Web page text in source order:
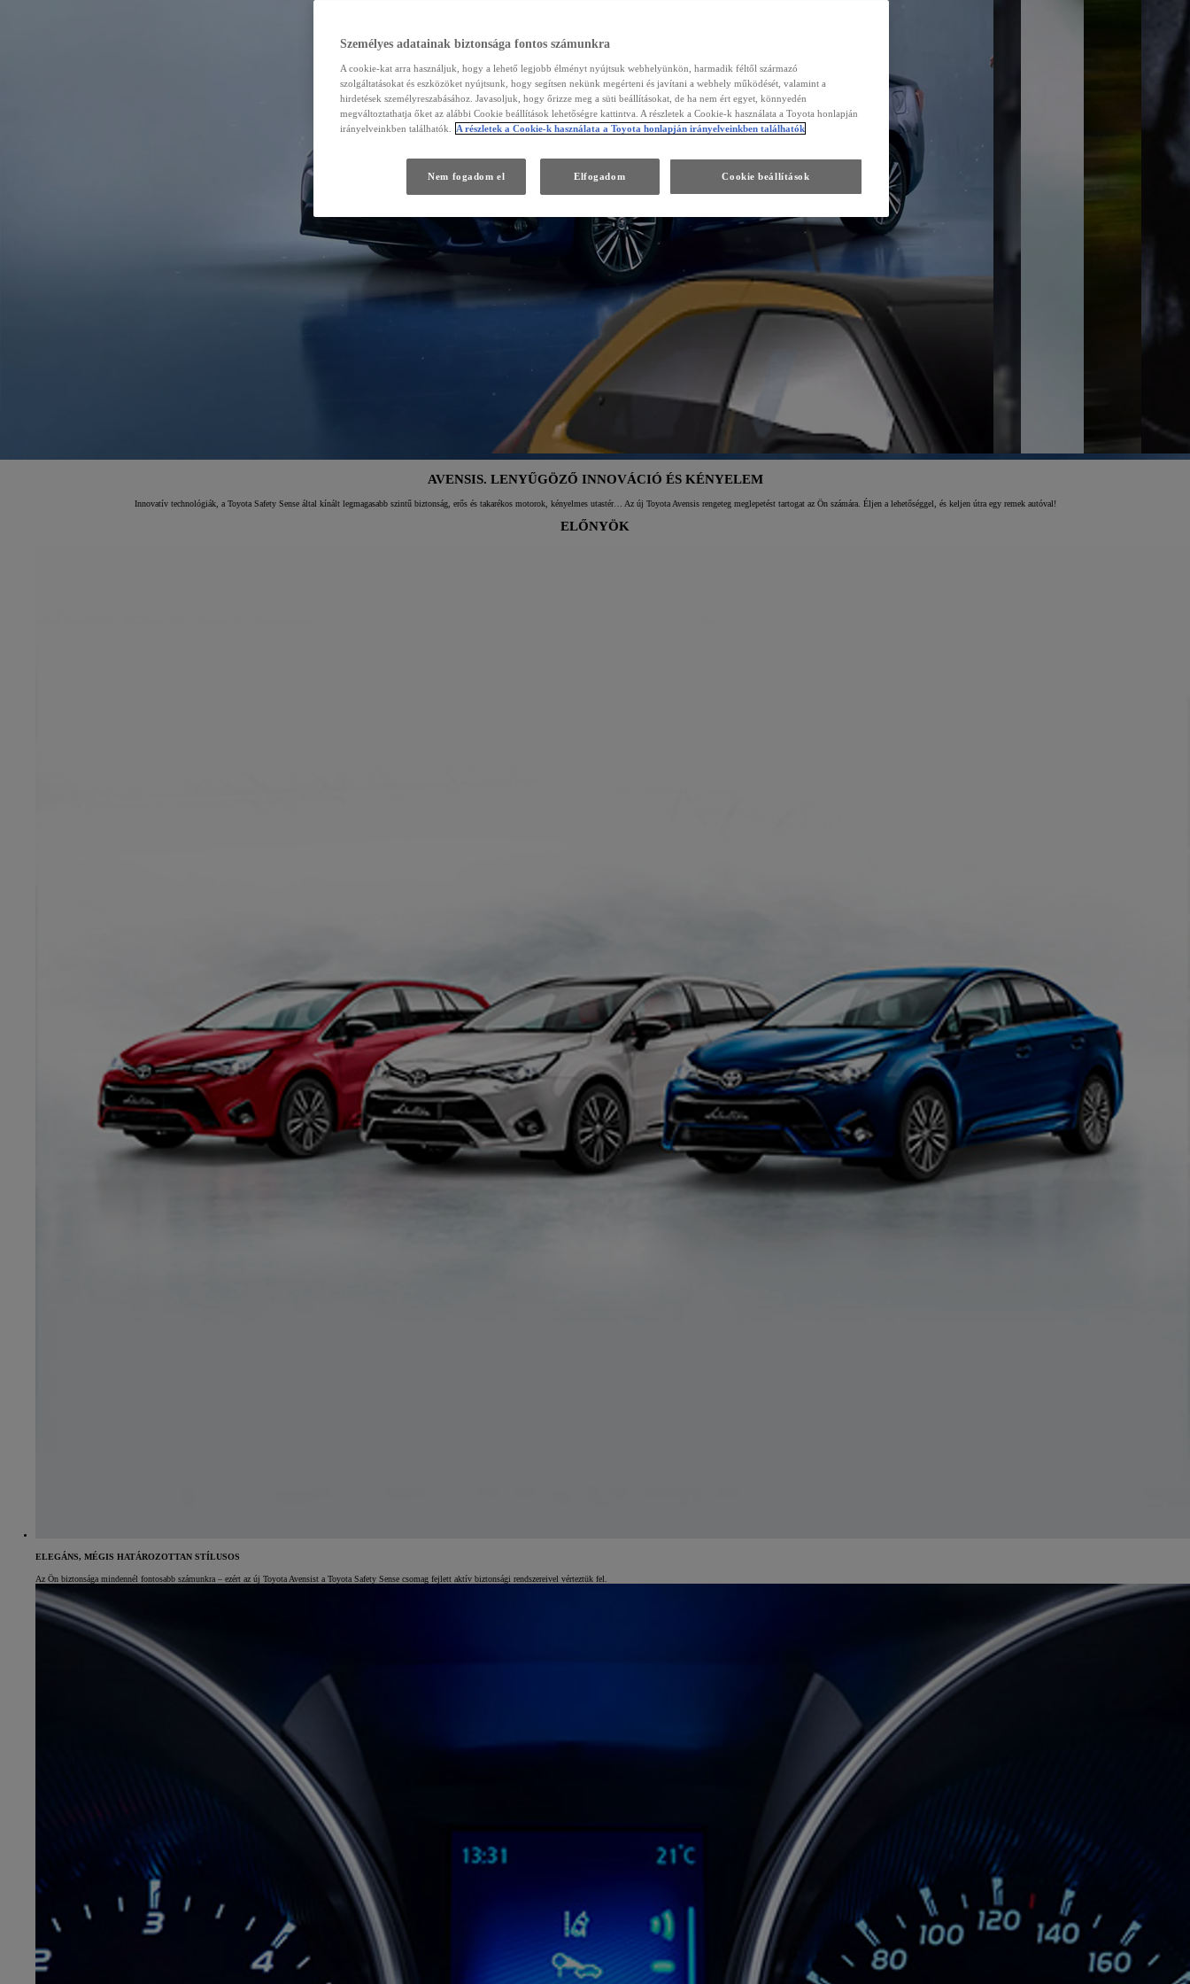
AVENSIS. LENYŰGÖZŐ INNOVÁCIÓ ÉS KÉNYELEM
Innovatív technológiák, a Toyota Safety Sense által kínált legmagasabb szintű biztonság, erős és takarékos motorok, kényelmes utastér… Az új Toyota Avensis rengeteg meglepetést tartogat az Ön számára. Éljen a lehetőséggel, és keljen útra egy remek autóval!
ELŐNYÖK
ELEGÁNS, MÉGIS HATÁROZOTTAN STÍLUSOS
Az Ön biztonsága mindennél fontosabb számunkra – ezért az új Toyota Avensist a Toyota Safety Sense csomag fejlett aktív biztonsági rendszereivel vérteztük fel.
Személyes adatainak biztonsága fontos számunkra
A cookie-kat arra használjuk, hogy a lehető legjobb élményt nyújtsuk webhelyünkön, harmadik féltől származó
szolgáltatásokat és eszközöket nyújtsunk, hogy segítsen nekünk megérteni és javítani a webhely működését, valamint a
hirdetések személyreszabásához. Javasoljuk, hogy őrizze meg a süti beállításokat, de ha nem ért egyet, könnyedén
megváltoztathatja őket az alábbi Cookie beállítások lehetőségre kattintva. A részletek a Cookie-k használata a Toyota honlapján
irányelveinkben találhatók.
A részletek a Cookie-k használata a Toyota honlapján irányelveinkben találhatók
Cookie beállítások
Nem fogadom el Elfogadom